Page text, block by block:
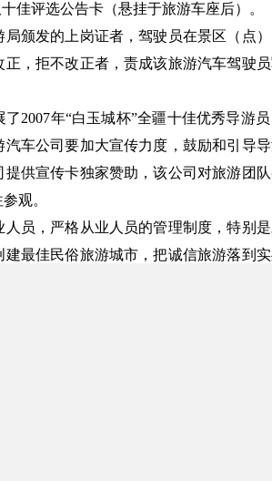
佳评选公告卡（悬挂于旅游车座后）。
颁发的上岗证者，驾驶员在景区（点
，拒不改正者，责成该旅游汽车驾驶
2007年“白玉城杯”全疆十佳优秀导游
车公司要加大宣传力度，鼓励和引导
供宣传卡独家赞助，该公司对旅游团
观。
人员，严格从业人员的管理制度，特别
最佳民俗旅游城市，把诚信旅游落到